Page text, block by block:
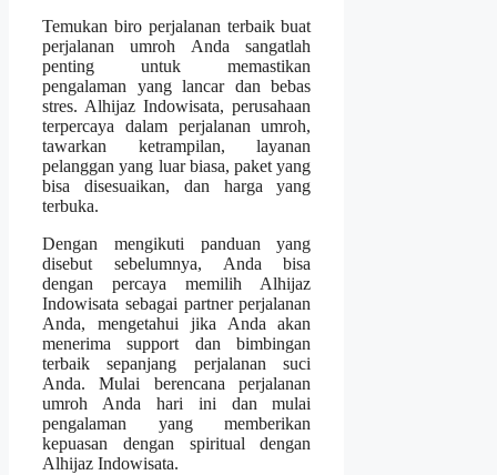
Temukan biro perjalanan terbaik buat
perjalanan umroh Anda sangatlah
penting untuk memastikan
pengalaman yang lancar dan bebas
stres. Alhijaz Indowisata, perusahaan
terpercaya dalam perjalanan umroh,
tawarkan ketrampilan, layanan
pelanggan yang luar biasa, paket yang
bisa disesuaikan, dan harga yang
terbuka.
Dengan mengikuti panduan yang
disebut sebelumnya, Anda bisa
dengan percaya memilih Alhijaz
Indowisata sebagai partner perjalanan
Anda, mengetahui jika Anda akan
menerima support dan bimbingan
terbaik sepanjang perjalanan suci
Anda. Mulai berencana perjalanan
umroh Anda hari ini dan mulai
pengalaman yang memberikan
kepuasan dengan spiritual dengan
Alhijaz Indowisata.